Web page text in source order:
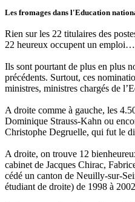
Les fromages dans l'Education
Rien sur les 22 titulaires des
22 heureux occupent un
Ils sont pourtant de plus en plus
précédents. Surtout, ces
ministres, ministres chargés de
A droite comme à gauche, les
Dominique Strauss-Kahn ou
Christophe Degruelle, qui fut le
A droite, on trouve 12
cabinet de Jacques Chirac,
cédé un canton de Neuilly-sur-
étudiant de droite) de 1998 à